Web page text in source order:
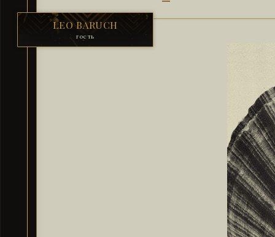
LEO BARUCH
гость